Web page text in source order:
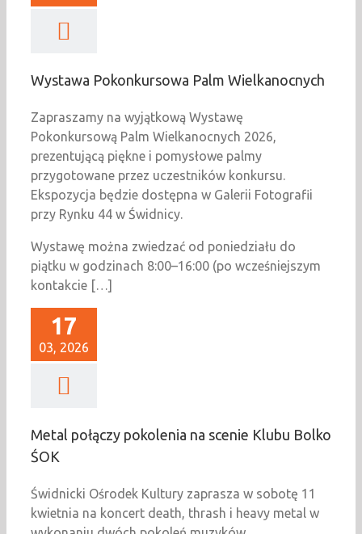
Wystawa Pokonkursowa Palm Wielkanocnych
Zapraszamy na wyjątkową Wystawę
Pokonkursową Palm Wielkanocnych 2026,
prezentującą piękne i pomysłowe palmy
przygotowane przez uczestników konkursu.
Ekspozycja będzie dostępna w Galerii Fotografii
przy Rynku 44 w Świdnicy.
Wystawę można zwiedzać od poniedziału do
piątku w godzinach 8:00–16:00 (po wcześniejszym
kontakcie […]
17
03, 2026
Metal połączy pokolenia na scenie Klubu Bolko
ŚOK
Świdnicki Ośrodek Kultury zaprasza w sobotę 11
kwietnia na koncert death, thrash i heavy metal w